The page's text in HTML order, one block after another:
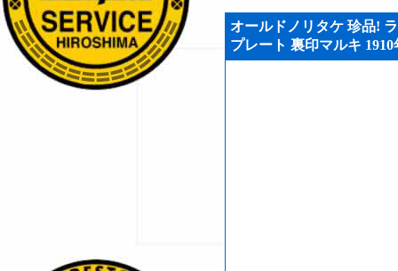
オールドノリタケ 珍品!
プレート 裏印マルキ 1910